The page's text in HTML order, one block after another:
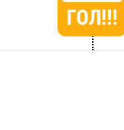
ГОЛ!!!